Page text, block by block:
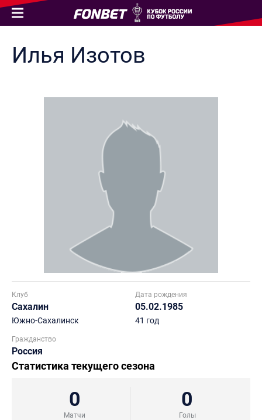
Илья Изотов
Клуб
Сахалин
Южно-Сахалинск
Дата рождения
05.02.1985
41 год
Гражданство
Россия
Статистика текущего сезона
0
Матчи
0
Голы